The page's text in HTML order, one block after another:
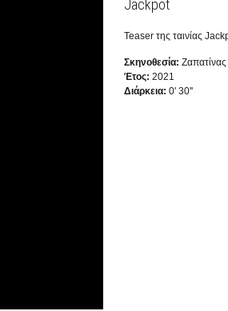
Jackpot
Teaser της ταινίας
Σκηνοθεσία:
Έτος: 2021
Διάρκεια: 0' 30''